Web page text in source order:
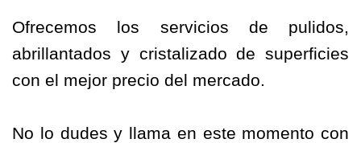
Ofrecemos los servicios de pulidos,
abrillantados y cristalizado de superficies
con el mejor precio del mercado.
No lo dudes y llama en este momento con